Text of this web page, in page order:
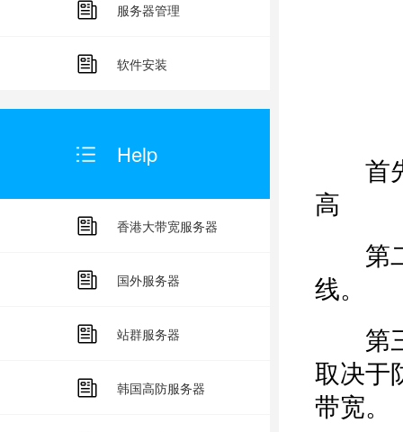
服务器管理
软件安装
Help
香港大带宽服务器
国外服务器
站群服务器
韩国高防服务器
首先
高
第二
线。
第三
取决于
带宽。